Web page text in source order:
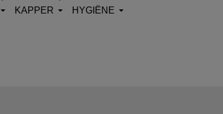
KAPPER HYGIËNE